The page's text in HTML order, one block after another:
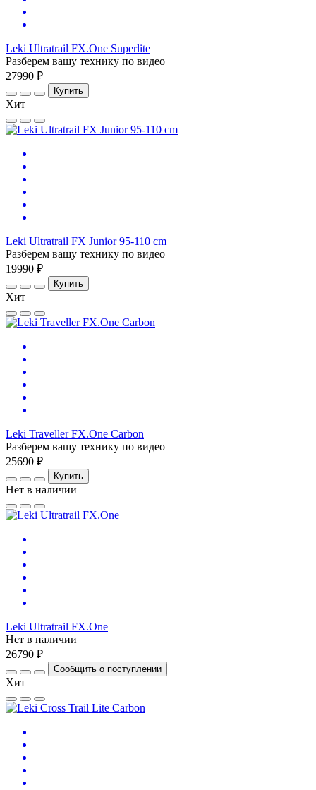
Leki Ultratrail FX.One Superlite
Разберем вашу технику по видео
27990 ₽
Купить
Хит
Leki Ultratrail FX Junior 95-110 cm
Разберем вашу технику по видео
19990 ₽
Купить
Хит
Leki Traveller FX.One Carbon
Разберем вашу технику по видео
25690 ₽
Купить
Нет в наличии
Leki Ultratrail FX.One
Нет в наличии
26790 ₽
Сообщить о поступлении
Хит